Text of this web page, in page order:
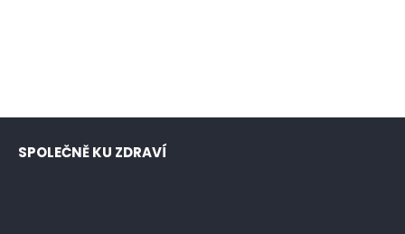
SPOLEČNĚ KU ZDRAVÍ